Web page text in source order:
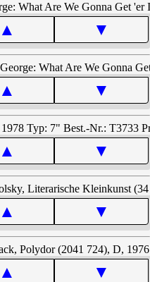
▲ ▼
▲ ▼
▲ ▼
▲ ▼
▲ ▼